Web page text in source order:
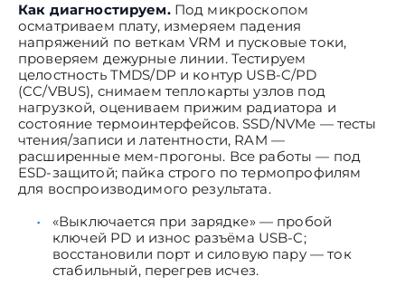
Как диагностируем.Под микроскопом
осматриваем плату, измеряем падения
напряжений по веткам VRM и пусковые токи,
проверяем дежурные линии. Тестируем
целостность TMDS/DP и контур USB-C/PD
(CC/VBUS), снимаем теплокарты узлов под
нагрузкой, оцениваем прижим радиатора и
состояние термоинтерфейсов. SSD/NVMe — тесты
чтения/записи и латентности, RAM —
расширенные мем-прогоны. Все работы — под
ESD-защитой; пайка строго по термопрофилям
для воспроизводимого результата.
«Выключается при зарядке» — пробой
ключей PD и износ разъёма USB-C;
восстановили порт и силовую пару — ток
стабильный, перегрев исчез.